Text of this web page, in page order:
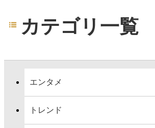
カテゴリ一覧
エンタメ
トレンド